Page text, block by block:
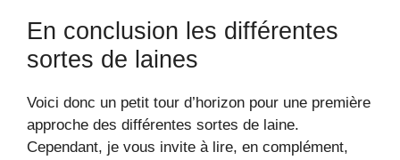
En conclusion les différentes
sortes de laines
Voici donc un petit tour d’horizon pour une première
approche des différentes sortes de laine.
Cependant, je vous invite à lire, en complément,